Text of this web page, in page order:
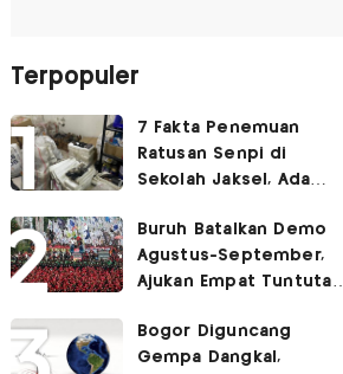
Terpopuler
7 Fakta Penemuan
Ratusan Senpi di
Sekolah Jaksel, Ada
Ruang Bunker
Buruh Batalkan Demo
Agustus-September,
Ajukan Empat Tuntutan
Bogor Diguncang
Gempa Dangkal,